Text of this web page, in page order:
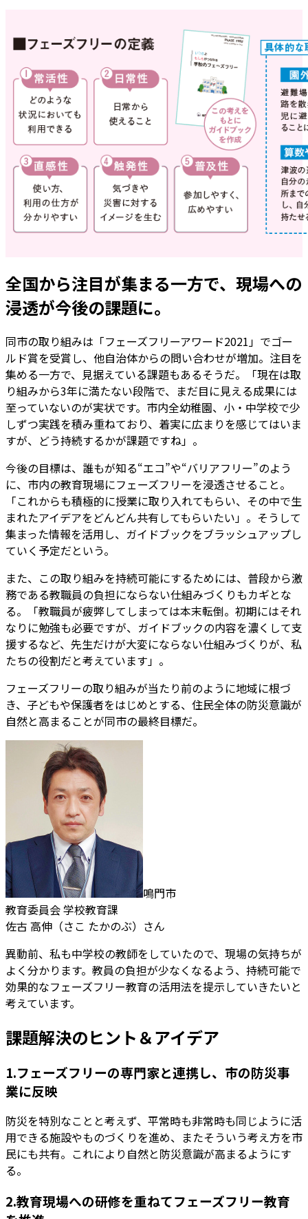
全国から注目が集まる一方で、現場への
浸透が今後の課題に。
同市の取り組みは「フェーズフリーアワード2021」でゴー
ルド賞を受賞し、他自治体からの問い合わせが増加。注目を
集める一方で、見据えている課題もあるそうだ。「現在は取
り組みから3年に満たない段階で、まだ目に見える成果には
至っていないのが実状です。市内全幼稚園、小・中学校で少
しずつ実践を積み重ねており、着実に広まりを感じてはいま
すが、どう持続するかが課題ですね」。
今後の目標は、誰もが知る“エコ”や“バリアフリー”のよう
に、市内の教育現場にフェーズフリーを浸透させること。
「これからも積極的に授業に取り入れてもらい、その中で生
まれたアイデアをどんどん共有してもらいたい」。そうして
集まった情報を活用し、ガイドブックをブラッシュアップし
ていく予定だという。
また、この取り組みを持続可能にするためには、普段から激
務である教職員の負担にならない仕組みづくりもカギとな
る。「教職員が疲弊してしまっては本末転倒。初期にはそれ
なりに勉強も必要ですが、ガイドブックの内容を濃くして支
援するなど、先生だけが大変にならない仕組みづくりが、私
たちの役割だと考えています」。
フェーズフリーの取り組みが当たり前のように地域に根づ
き、子どもや保護者をはじめとする、住民全体の防災意識が
自然と高まることが同市の最終目標だ。
鳴門市
教育委員会 学校教育課
佐古 高伸（さこ たかのぶ）さん
異動前、私も中学校の教師をしていたので、現場の気持ちが
よく分かります。教員の負担が少なくなるよう、持続可能で
効果的なフェーズフリー教育の活用法を提示していきたいと
考えています。
課題解決のヒント＆アイデア
1.フェーズフリーの専門家と連携し、市の防災事
業に反映
防災を特別なことと考えず、平常時も非常時も同じように活
用できる施設やものづくりを進め、またそういう考え方を市
民にも共有。これにより自然と防災意識が高まるようにす
る。
2.教育現場への研修を重ねてフェーズフリー教育